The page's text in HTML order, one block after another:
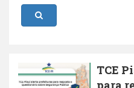
TCE
para